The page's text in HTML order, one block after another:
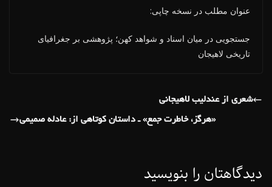
عنوان مطلب در نسخه چاپی:
جستجویی در میان اسناد و شواهد کهن؛ پژوهشی بر جغرافیای
تاریخی لاهیجان
شعری از عندلیب لاهیجانی
«هرگز، خاطرت جمع» ـ داستان کوتاهی از: عادله صمیمی
دیدگاهتان را بنویسید